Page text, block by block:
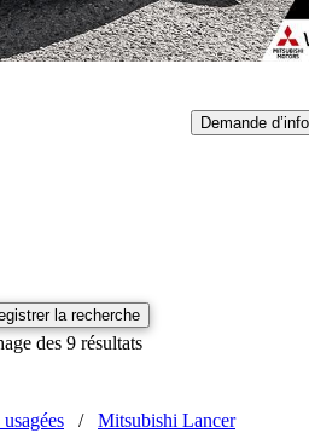
Demande d’info
la recherche
des 9 résultats
/
Mitsubishi Lancer